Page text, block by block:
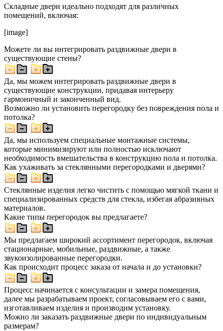
Складные двери идеально подходят для различных
помещений, включая:
[image]
Можете ли вы интегрировать раздвижные двери в
существующие стены?
Да, мы можем интегрировать раздвижные двери в
существующие конструкции, придавая интерьеру
гармоничный и законченный вид.
Возможно ли установить перегородку без повреждения пола и
потолка?
Да, мы используем специальные монтажные системы,
которые минимизируют или полностью исключают
необходимость вмешательства в конструкцию пола и потолка.
Как ухаживать за стеклянными перегородками и дверями?
Стеклянные изделия легко чистить с помощью мягкой ткани и
специализированных средств для стекла, избегая абразивных
материалов.
Какие типы перегородок вы предлагаете?
Мы предлагаем широкий ассортимент перегородок, включая
стационарные, мобильные, раздвижные, а также
звукоизолированные перегородки.
Как происходит процесс заказа от начала и до установки?
Процесс начинается с консультации и замера помещения,
далее мы разрабатываем проект, согласовываем его с вами,
изготавливаем изделия и производим установку.
Можно ли заказать раздвижные двери по индивидуальным
размерам?